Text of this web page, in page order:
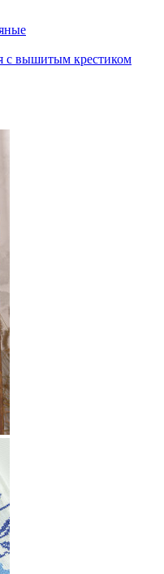
с вышитым крестиком